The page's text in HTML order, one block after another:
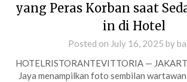
yang Peras Korban saat
in di Hotel
Posted on July 16, 2025 by
HOTELRISTORANTEVITTORIA —
Jaya menampilkan foto sembilan